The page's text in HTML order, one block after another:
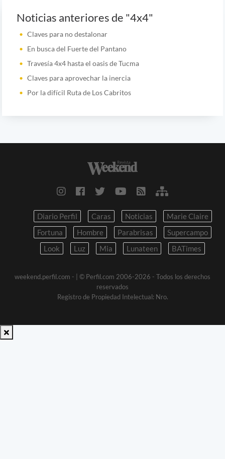
Noticias anteriores de "4x4"
Claves para no destalonar
En busca del Fuerte del Pantano
Travesía 4x4 hasta el oasis de Tucma
Claves para aprovechar la inercia
Por la difícil Ruta de Los Cabritos
Diario Perfil Caras Noticias
Marie Claire
Fortuna
Hombre Parabrisas
Supercampo
Look
Luz Mia Lunateen BATimes
weekend.perfil.com - | © Perfil.com 2006-2026 - Todos los derechos
reservados
Registro de Propiedad Intelectual: Nro.